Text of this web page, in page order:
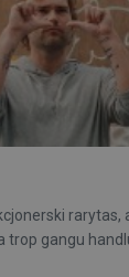
rarytas,
trop gangu